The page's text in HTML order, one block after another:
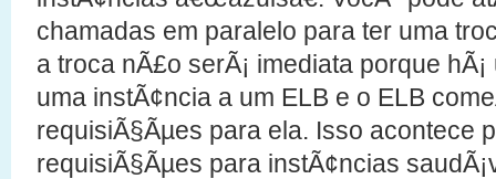
chamadas em paralelo para ter uma
a troca nÃ£o serÃ¡ imediata porque
uma instÃ¢ncia a um ELB e o ELB
requisiÃ§Ãµes para ela. Isso acontece
requisiÃ§Ãµes para instÃ¢ncias